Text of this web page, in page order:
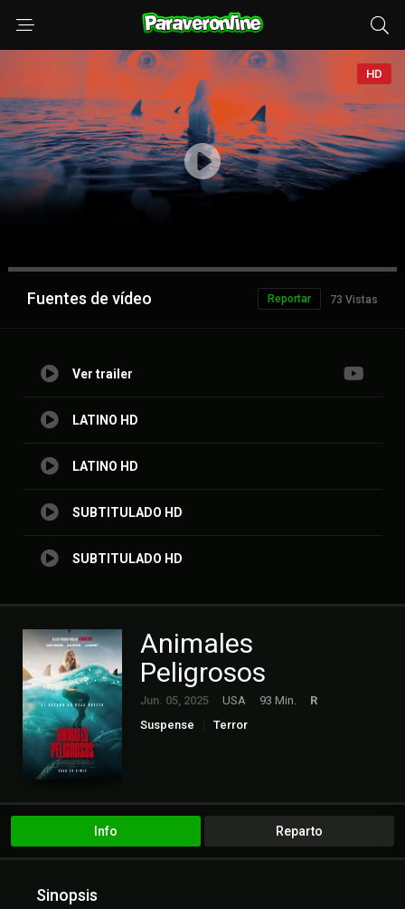
HD
Anuncio
Fuentes de vídeo 73 Vistas
Reportar
Ver trailer
LATINO HD
LATINO HD
SUBTITULADO HD
SUBTITULADO HD
Animales
Peligrosos
Jun. 05, 2025 USA 93 Min.
R
Suspense
Terror
Info Reparto
Sinopsis